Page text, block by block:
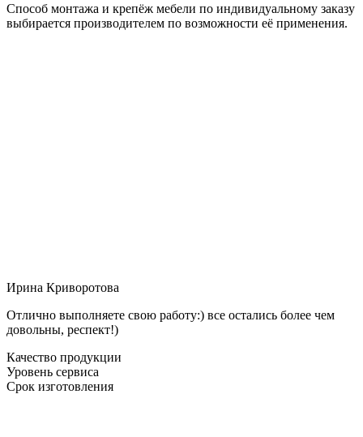
Способ монтажа и крепёж мебели по индивидуальному заказу
выбирается производителем по возможности её применения.
Ирина Криворотова
Отлично выполняете свою работу:) все остались более чем
довольны, респект!)
Качество продукции
Уровень сервиса
Срок изготовления